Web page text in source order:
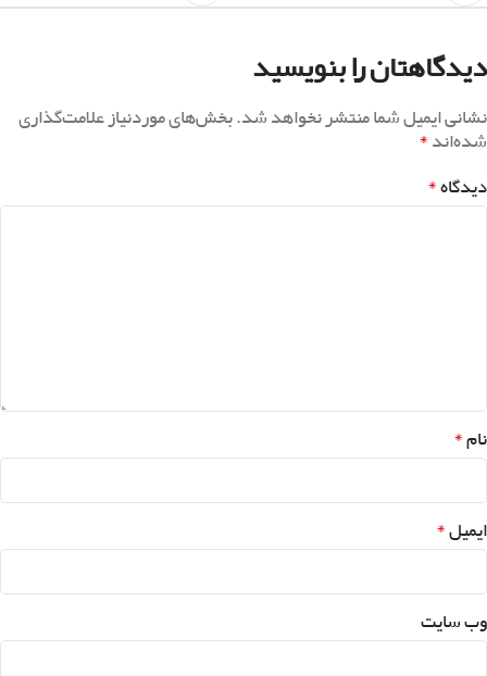
دیدگاهتان را بنویسید
نشانی ایمیل شما منتشر نخواهد شد.بخش‌های موردنیاز علامت‌گذاری
شده‌اند*
دیدگاه*
نام*
ایمیل*
وب‌ سایت